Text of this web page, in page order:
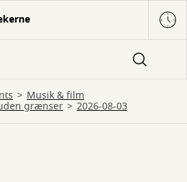
Musik & film
grænser 2026-08-03